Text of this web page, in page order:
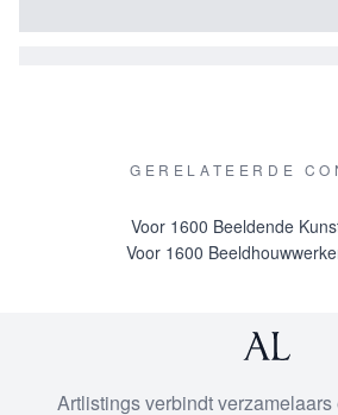
GERELATEERDE
Voor 1600 Beeldende
Voor 1600
Artlistings verbindt